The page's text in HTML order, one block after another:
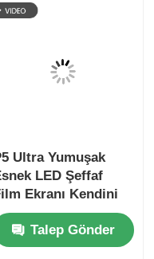
Ultra Yumuşak
LED Şeffaf
Ekranı Kendini
Kesilebilir
Ekran Paneli
Talep Gönder